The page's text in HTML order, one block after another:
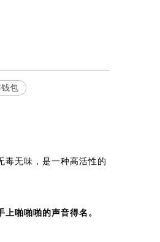
包
毒无味，是一种高活性的
啪啪啪的声音得名。